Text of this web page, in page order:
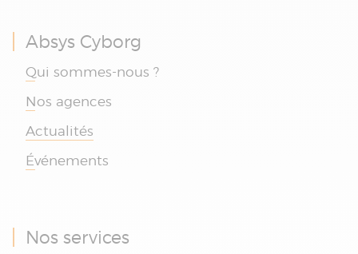
Absys Cyborg
Qui sommes-nous ?
Nos agences
Actualités
Événements
Nos services